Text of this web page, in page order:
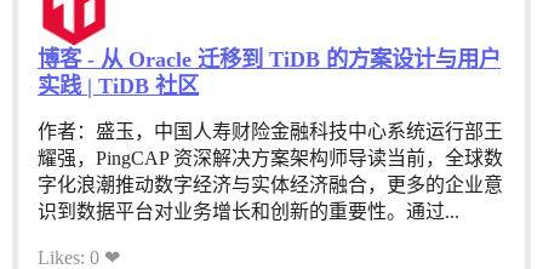
博客 - 从 Oracle 迁移到 TiDB 的方案设计与用户
实践 | TiDB 社区
作者：盛玉，中国人寿财险金融科技中心系统运行部王
耀强，PingCAP 资深解决方案架构师导读当前，全球数
字化浪潮推动数字经济与实体经济融合，更多的企业意
识到数据平台对业务增长和创新的重要性。通过...
Likes: 0 ❤